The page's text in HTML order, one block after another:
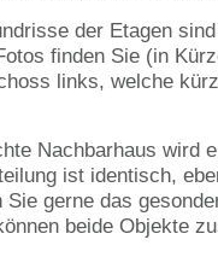
der Etagen
finden Sie (in
links, welche
Nachbarhaus wird
ist identisch,
Sie gerne das
beide Objekte